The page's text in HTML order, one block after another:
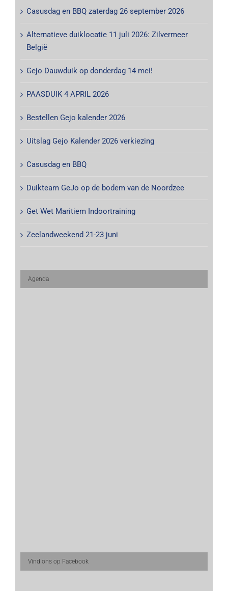
Casusdag en BBQ zaterdag 26 september 2026
Alternatieve duiklocatie 11 juli 2026: Zilvermeer
België
Gejo Dauwduik op donderdag 14 mei!
PAASDUIK 4 APRIL 2026
Bestellen Gejo kalender 2026
Uitslag Gejo Kalender 2026 verkiezing
Casusdag en BBQ
Duikteam GeJo op de bodem van de Noordzee
Get Wet Maritiem Indoortraining
Zeelandweekend 21-23 juni
Agenda
Vind ons op Facebook